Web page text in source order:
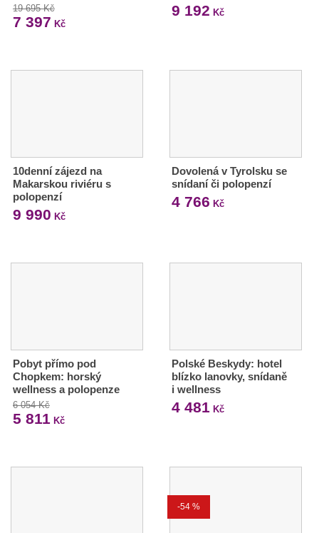
19 695 Kč
7 397 Kč
9 192 Kč
10denní zájezd na
Makarskou riviéru s
polopenzí
9 990 Kč
Dovolená v Tyrolsku se
snídaní či polopenzí
4 766 Kč
Pobyt přímo pod
Chopkem: horský
wellness a polopenze
6 054 Kč
5 811 Kč
Polské Beskydy: hotel
blízko lanovky, snídaně
i wellness
4 481 Kč
-54 %